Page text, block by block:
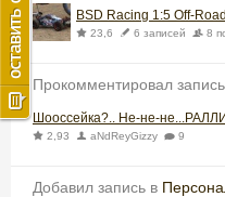
BSD Racing 1:5 Off-
23,6 6 записей 8
Прокомментировал запись
Шооссейка?.. Не-не-
2,93 aNdReyGizzy 9
Добавил запись в